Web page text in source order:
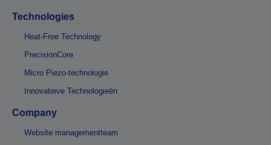
Technologies
Heat-Free Technology
PrecisionCore
Micro Piezo-technologie
Innovatieve Technologieën
Company
Website managementteam